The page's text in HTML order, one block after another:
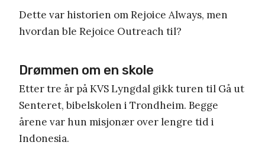
Dette var historien om Rejoice Always, men
hvordan ble Rejoice Outreach til?
Drømmen om en skole
Etter tre år på KVS Lyngdal gikk turen til Gå ut
Senteret, bibelskolen i Trondheim. Begge
årene var hun misjonær over lengre tid i
Indonesia.